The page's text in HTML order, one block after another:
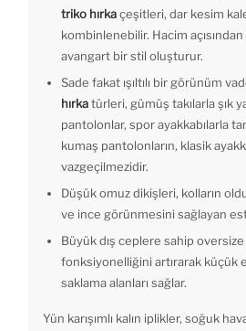
triko hırkaçeşitleri, dar kesim
kombinlenebilir. Hacim
avangart bir stil oluşturur.
Sade fakat ışıltılı bir görünüm
hırkatürleri, gümüş takılarla şık
pantolonlar, spor ayakkabılarla
kumaş pantolonların, klasik
vazgeçilmezidir.
Düşük omuz dikişleri, kolların
ve ince görünmesini sağlayan
Büyük dış ceplere sahip oversize
fonksiyonelliğini artırarak küçük
saklama alanları sağlar.
Yün karışımlı kalın iplikler, soğuk